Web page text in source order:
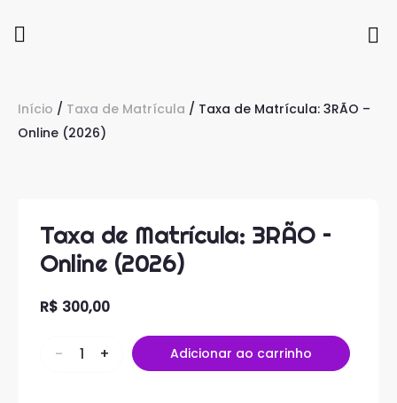
Início / Taxa de Matrícula / Taxa de Matrícula: 3RÃO –
Online (2026)
Taxa de Matrícula: 3RÃO –
Online (2026)
R$ 300,00
- + Adicionar ao carrinho